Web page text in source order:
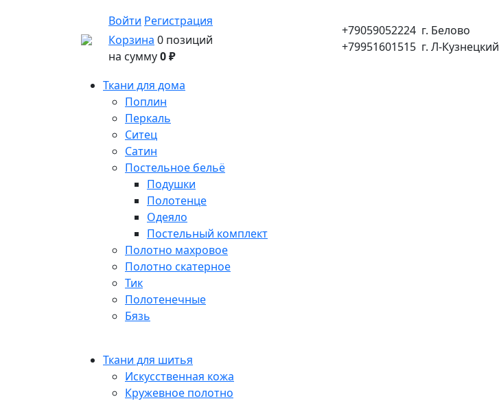
Войти Регистрация
Корзина 0 позиций
на сумму0 ₽
+79059052224 г. Белово
+79951601515 г. Л-Кузнецкий
Ткани для дома
Поплин
Перкаль
Ситец
Сатин
Постельное бельё
Подушки
Полотенце
Одеяло
Постельный комплект
Полотно махровое
Полотно скатерное
Тик
Полотенечные
Бязь
Ткани для шитья
Искусственная кожа
Кружевное полотно